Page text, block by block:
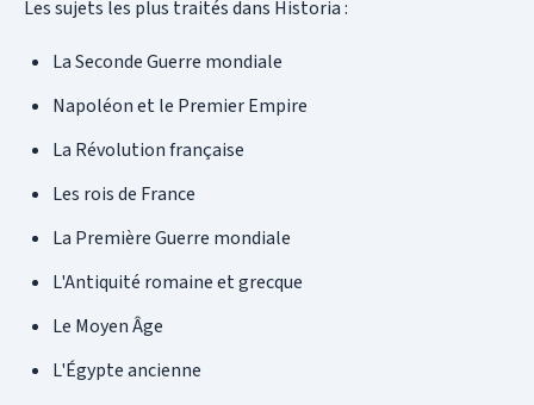
Les sujets les plus traités dans Historia :
La Seconde Guerre mondiale
Napoléon et le Premier Empire
La Révolution française
Les rois de France
La Première Guerre mondiale
L'Antiquité romaine et grecque
Le Moyen Âge
L'Égypte ancienne